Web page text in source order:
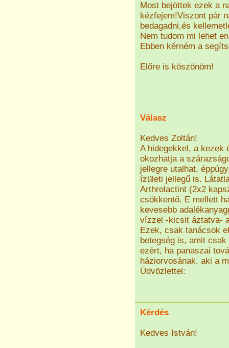
Most bejöttek ezek a
kézfejem!Viszont pár
bedagadni,és
Nem tudom mi lehet
Ebben kérném a
Előre is köszönöm!
Válasz
Kedves Zoltán!
A hidegekkel, a kezek
okozhatja a
jellegre utalhat,
ízületi jellegű is.
Arthrolactint (2x2
csökkentő. E mellett
kevesebb
vízzel -kicsit áztatva-
Ezek, csak tanácsok
betegség is, amit
ezért, ha panaszai
háziorvosának, aki a
Üdvözlettel:
Kérdés
Kedves István!